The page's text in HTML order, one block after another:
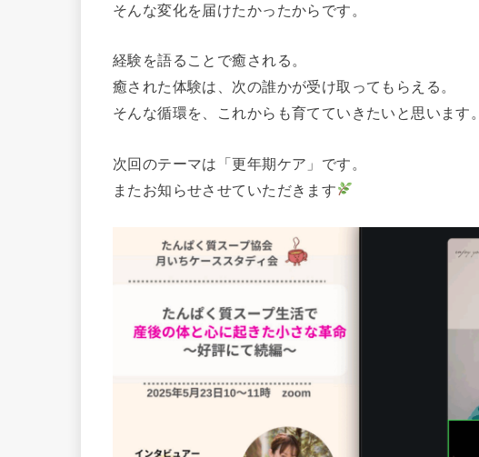
そんな変化を届けたかったからです。
経験を語ることで癒される。
癒された体験は、次の誰かが受け取ってもらえる。
そんな循環を、これからも育てていきたいと思います。
次回のテーマは「更年期ケア」です。
またお知らせさせていただきます